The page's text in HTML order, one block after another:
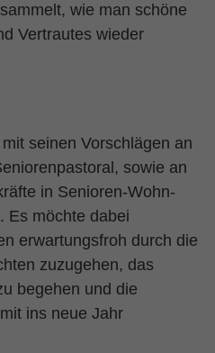
wie man schöne
Vertrautes wieder
seinen Vorschlägen an
sowie an
in Senioren-Wohn-
Es möchte dabei
erwartungsfroh durch die
zuzugehen, das
begehen und die
ins neue Jahr